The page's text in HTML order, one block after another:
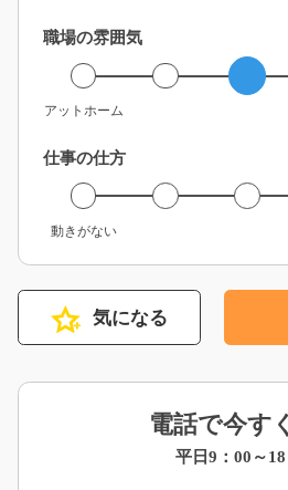
職場の雰囲気
アットホーム
仕事の仕方
動きがない
気になる
電話で今す
平日9：00～